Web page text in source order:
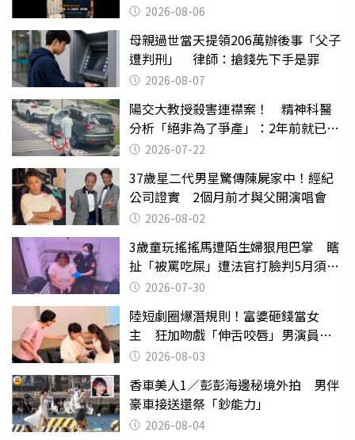
2026-08-06
母親過世當天提領206萬辦後事「父子
遭判刑」 律師：搶錢先下手是罪
2026-08-07
陽交大教授殺害連襟案！ 精神科醫
分析「絕非為了爭產」：2年前就已言
行詭異
2026-07-22
37歲星二代男星驚傳陳屍家中！經紀
公司證實 2個月前才與父開演唱會
2026-08-02
3歲童玩搖搖馬遭陌生婦狠甩巴掌 瞎
扯「被罵吃屎」遭法官打臉判5月須入
監 2026-07-30
陸短劇圈爆潛規則！富婆砸錢當女
主 狂加吻戲「伸舌咬唇」男演員崩
潰 2026-08-03
香車美人1／彭彭海邊秘境外拍 男伴
豪車接送還祭「鈔能力」
2026-08-04